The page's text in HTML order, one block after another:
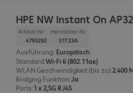
HPE NW Instant On
Artikel-Nr:
4793292
Hersteller-Nr:
S1T23A
Ausführung: Europäisch
Standard:Wi-Fi 6 (802.11ax)
WLAN Geschwindigkeit (bis zu):2.400
Bridging Funktion:Ja
Ports:1 x 2,5G RJ45